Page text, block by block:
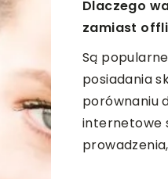
wkrada
nam
Dlaczego
zamiast
Są
posiadania
porównaniu
internetowe